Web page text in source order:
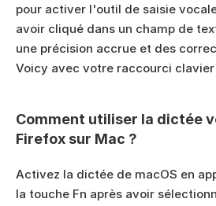
pour activer l'outil de saisie
avoir cliqué dans un champ de
une précision accrue et des
Voicy avec votre raccourci clavier
Comment utiliser la dictée
Firefox sur Mac ?
Activez la dictée de macOS en
la touche Fn après avoir